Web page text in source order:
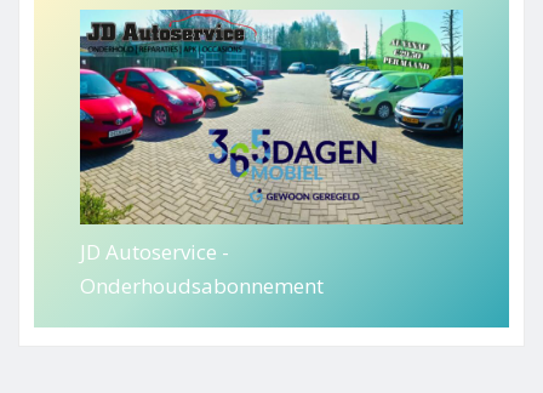
JD Autoservice -
Onderhoudsabonnement